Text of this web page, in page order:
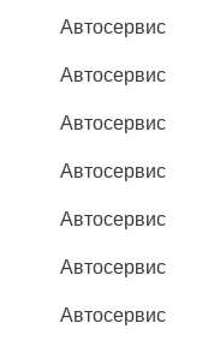
Автосервис
Автосервис
Автосервис
Автосервис
Автосервис
Автосервис
Автосервис